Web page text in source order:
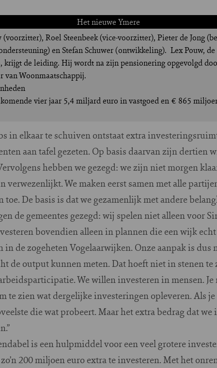
Het nieuwe Ymere
(voorzitter), Roel Steenbeek (vice-voorzitter), Pieter de Jong
en Stefan Schuwer (ontwikkeling). Lex Pouw,
krijgt de leiding. Hij wordt na zijn pensionering opgevolgd
Woonmaatschappij.
vier jaar 5,4 miljard euro in vastgoed en € 865
in elkaar te schuiven ontstaat extra
aan tafel gezeten. Op basis daarvan zijn dertien
hebben we gezegd: we zijn niet morgen
verwezenlijkt. We maken eerst samen met alle
De basis is dat we gezamenlijk met andere
de gemeentes gezegd: wij spelen niet alleen voor
bovendien alleen in plannen die een wijk
de zogeheten Vogelaarwijken. Onze aanpak is dus
de output kunnen meten. Dat hoeft niet in stenen te
We willen investeren in mensen.
te zien wat dergelijke investeringen opleveren. Als je
die wat probeert. Maar het extra bedrag dat
is een hulpmiddel voor een veel grotere
200 miljoen euro extra te investeren. Met het